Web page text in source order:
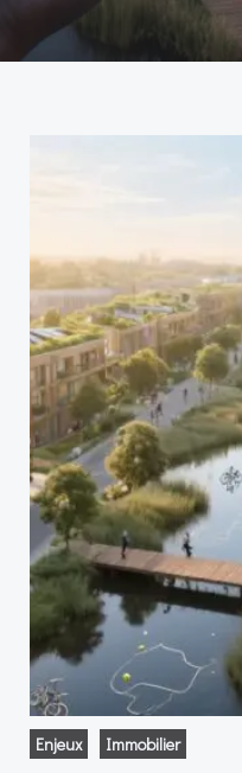
Enjeux Immobilier